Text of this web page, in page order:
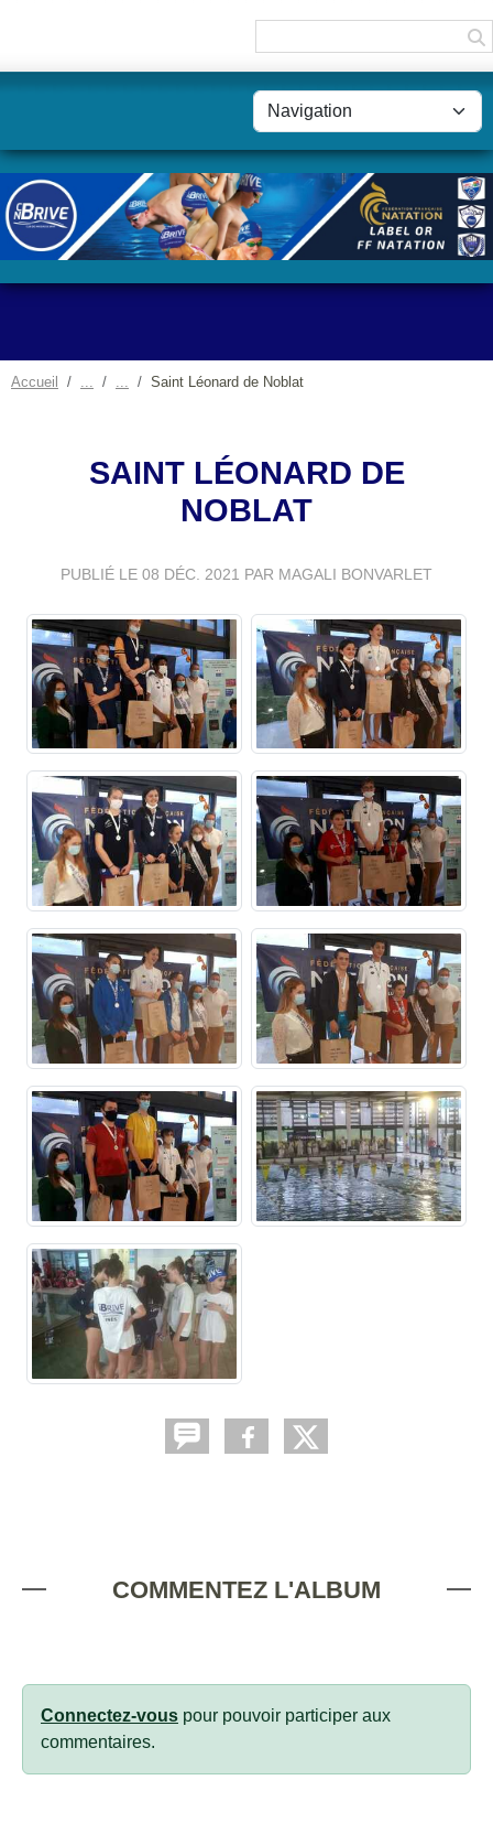
Accueil Saint Léonard de Noblat
SAINT LÉONARD DE
NOBLAT
PUBLIÉ LE 08 DÉC. 2021 PAR MAGALI BONVARLET
COMMENTEZ L'ALBUM
Connectez-vous pour pouvoir participer aux
commentaires.